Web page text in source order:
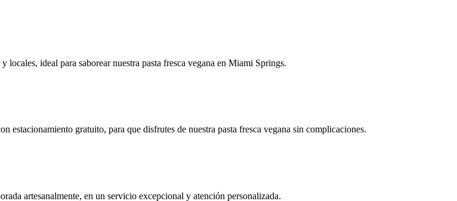
ideal para saborear nuestra pasta fresca vegana en Miami Springs.
estacionamiento gratuito, para que disfrutes de nuestra pasta fresca vegana sin complicaciones.
artesanalmente, en un servicio excepcional y atención personalizada.